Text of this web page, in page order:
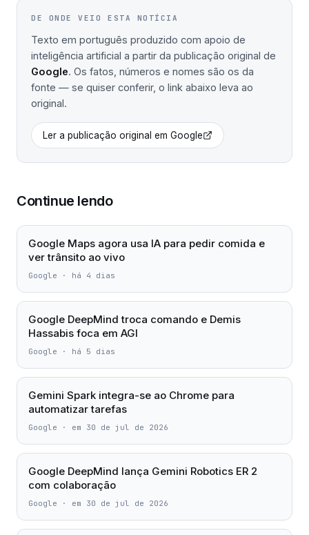
DE ONDE VEIO ESTA NOTÍCIA
Texto em português produzido com apoio de
inteligência artificial a partir da publicação original de
Google. Os fatos, números e nomes são os da
fonte — se quiser conferir, o link abaixo leva ao
original.
Ler a publicação original em Google
Continue lendo
Google Maps agora usa IA para pedir comida e
ver trânsito ao vivo
Google · há 4 dias
Google DeepMind troca comando e Demis
Hassabis foca em AGI
Google · há 5 dias
Gemini Spark integra-se ao Chrome para
automatizar tarefas
Google · em 30 de jul de 2026
Google DeepMind lança Gemini Robotics ER 2
com colaboração
Google · em 30 de jul de 2026